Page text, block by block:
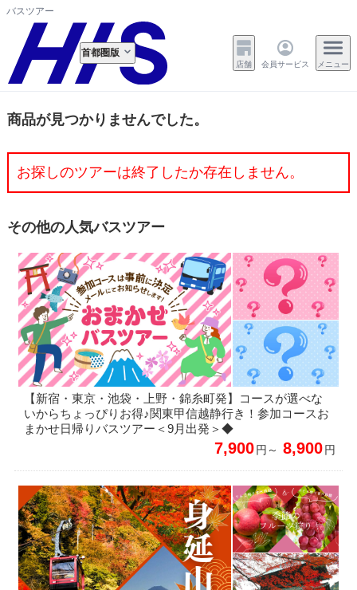
バスツアー
首都圏版
店舗 会員サービス メニュー
商品が見つかりませんでした。
お探しのツアーは終了したか存在しません。
その他の人気バスツアー
【新宿・東京・池袋・上野・錦糸町発】コースが選べな
いからちょっぴりお得♪関東甲信越静行き！参加コースお
まかせ日帰りバスツアー＜9月出発＞◆
7,900円～ 8,900円